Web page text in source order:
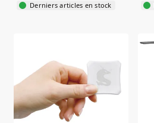
Derniers articles en stock